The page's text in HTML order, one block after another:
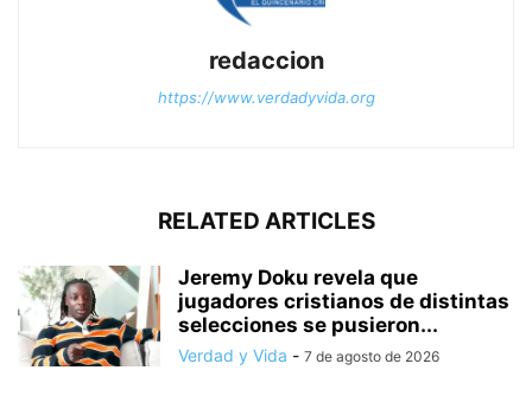
redaccion
https://www.verdadyvida.org
RELATED ARTICLES
Jeremy Doku revela que
jugadores cristianos de distintas
selecciones se pusieron...
Verdad y Vida - 7 de agosto de 2026